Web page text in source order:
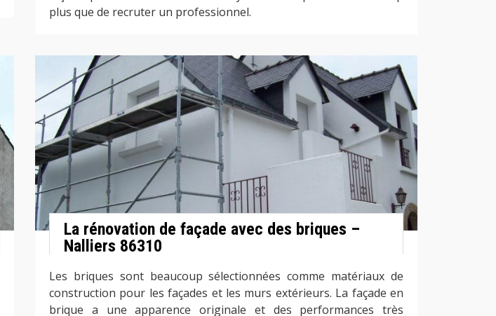
plus que de recruter un professionnel.
La rénovation de façade avec des briques –
Nalliers 86310
Les briques sont beaucoup sélectionnées comme matériaux de
construction pour les façades et les murs extérieurs. La façade en
brique a une apparence originale et des performances très